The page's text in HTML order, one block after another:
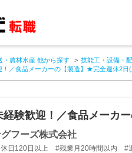
・農林水産 他から探す 技能工・設備・
！／食品メーカーの【製造】★完全週休2日
経験歓迎！／食品メーカ
フーズ株式会社
日120日以上 #残業月20時間以内 #